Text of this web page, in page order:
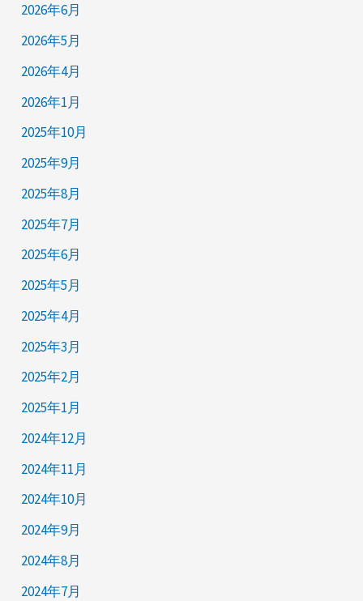
2026年6月
2026年5月
2026年4月
2026年1月
2025年10月
2025年9月
2025年8月
2025年7月
2025年6月
2025年5月
2025年4月
2025年3月
2025年2月
2025年1月
2024年12月
2024年11月
2024年10月
2024年9月
2024年8月
2024年7月